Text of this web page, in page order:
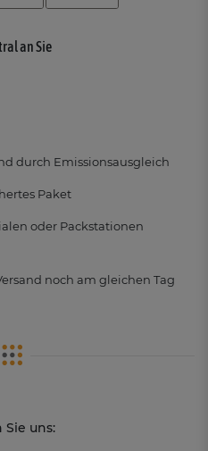
an Sie
durch Emissionsausgleich
Paket
oder Packstationen
noch am gleichen Tag
uns: